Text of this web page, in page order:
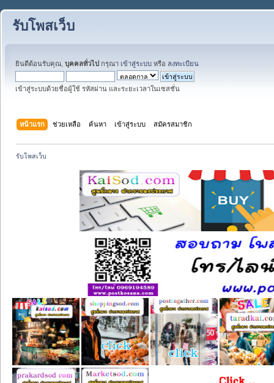
รับโพสเว็บ
ยินดีต้อนรับคุณ, บุคคลทั่วไป กรุณา เข้าสู่ระบบ หรือ ลงทะเบียน
เข้าสู่ระบบด้วยชื่อผู้ใช้ รหัสผ่าน และระยะเวลาในเซสชั่น
หน้าแรก ช่วยเหลือ ค้นหา เข้าสู่ระบบ สมัครสมาชิก
รับโพสเว็บ